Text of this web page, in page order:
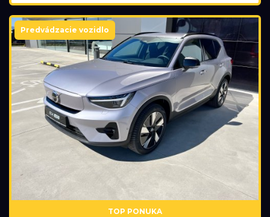
Predvádzacie vozidlo
TOP PONUKA